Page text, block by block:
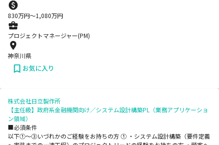
830万円〜1,080万円
プロジェクトマネージャー(PM)
神奈川県
お気に入り
株式会社日立製作所
【主任級】政府系金融機関向け／システム設計構築PL（業務アプリケーショ
ン領域）
■必須条件
以下①～③いづれかのご経験をお持ちの方 ① ・システム設計構築（要件定義